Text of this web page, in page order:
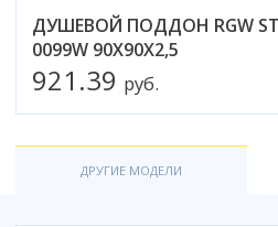
ДУШЕВОЙ ПОДДОН RGW
0099W 90Х90X2,5
921.39 руб.
ДРУГИЕ МОДЕЛИ